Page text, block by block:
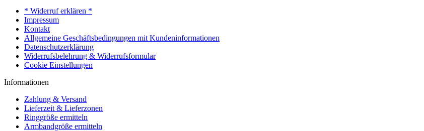
* Widerruf erklären *
Impressum
Kontakt
Allgemeine Geschäftsbedingungen mit Kundeninformationen
Datenschutzerklärung
Widerrufsbelehrung & Widerrufsformular
Cookie Einstellungen
Informationen
Zahlung & Versand
Lieferzeit & Lieferzonen
Ringgröße ermitteln
Armbandgröße ermitteln